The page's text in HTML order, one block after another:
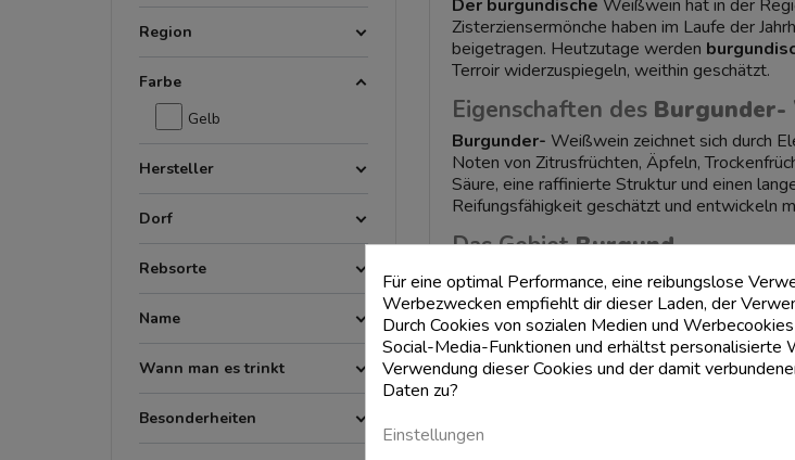
Region
Farbe
Gelb
Hersteller
Dorf
Rebsorte
Name
Wann man es trinkt
Besonderheiten
Der burgundische Weißwein hat in der
Zisterziensermönche haben im Laufe der
beigetragen. Heutzutage werden
Terroir widerzuspiegeln, weithin geschätzt.
Eigenschaften des Burgunder-
Burgunder- Weißwein zeichnet sich durch
Noten von Zitrusfrüchten, Äpfeln,
Säure, eine raffinierte Struktur und einen
Reifungsfähigkeit geschätzt und entwickeln
Das GebietBurgund
Die RegionBurgund im Osten
d'Or ist dafür bekannt, einige der besten
Sonneneinstrahlung und das kontinentale
und Komplexität bei.
Die Keller vonBurgund
widmen sich viele
Das Weingut Bouchard Père et Fils ist eines
Für eine optimal Performance, eine reibungslose
Werbezwecken empfiehlt dir dieser Laden, der
Durch Cookies von sozialen Medien und
Social-Media-Funktionen und erhältst personalisierte
Verwendung dieser Cookies und der damit
Daten zu?
Einstellungen